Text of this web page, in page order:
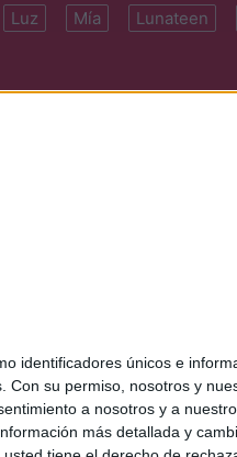
identificadores únicos e
Con su permiso, nosotros y
a nosotros y a
más detallada y
Luz Mía Lunateen